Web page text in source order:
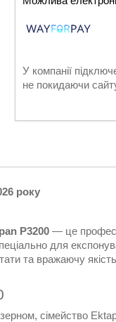
У компанії
не покидаючи
року
P3200 — це
для
та вражаючу якість
сімейство